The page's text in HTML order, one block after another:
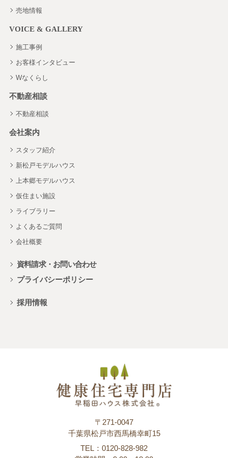
売地情報
VOICE & GALLERY
施工事例
お客様インタビュー
Wなくらし
不動産相談
不動産相談
会社案内
スタッフ紹介
新松戸モデルハウス
上本郷モデルハウス
仮住まい施設
ライブラリー
よくあるご質問
会社概要
資料請求・お問い合わせ
プライバシーポリシー
採用情報
〒271-0047
千葉県松戸市西馬橋幸町15
TEL：0120-828-982